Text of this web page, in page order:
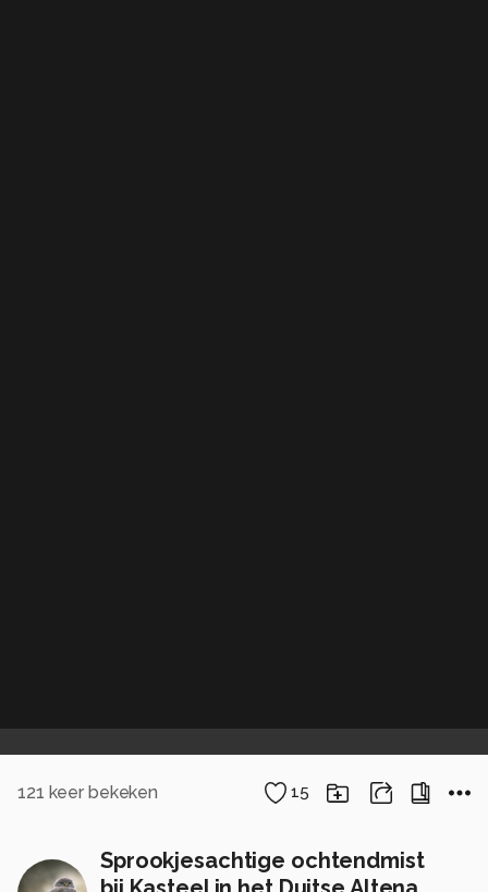
121 keer bekeken 15
Sprookjesachtige ochtendmist